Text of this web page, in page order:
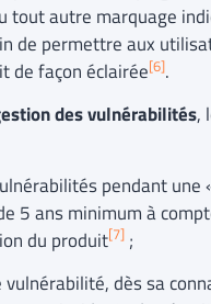
tout autre marquage
de permettre aux
de façon éclairée[6].
des vulnérabilités,
pendant une
5 ans minimum à
du produit[7] ;
dès sa